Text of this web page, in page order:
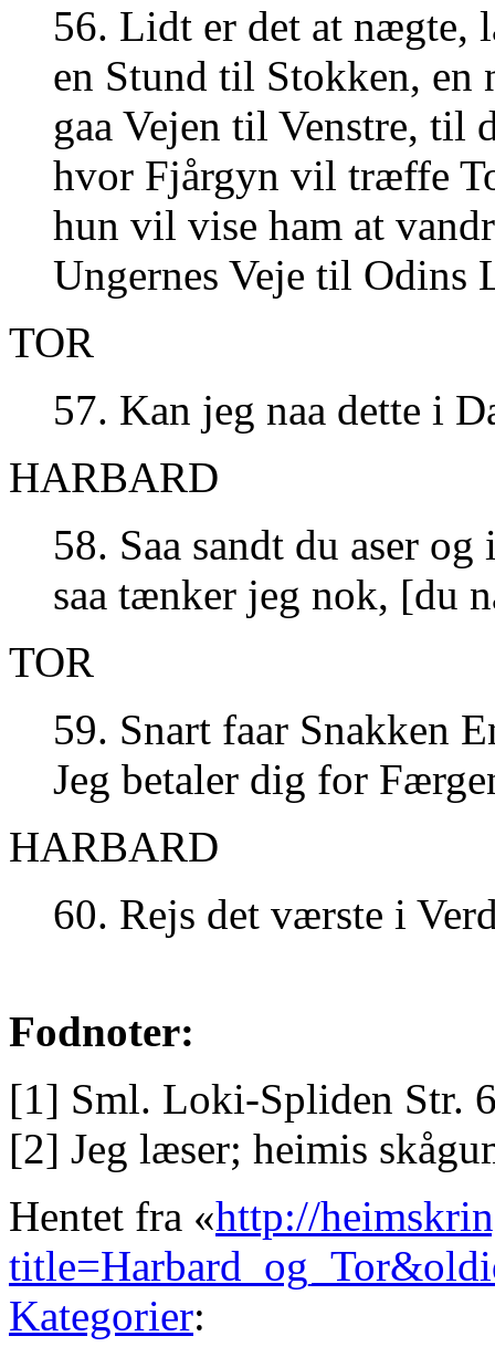
56. Lidt er det at nægte,
en Stund til Stokken, en
gaa Vejen til Venstre, til
hvor Fjårgyn vil træffe
hun vil vise ham at
Ungernes Veje til Odins
TOR
57. Kan jeg naa dette i
HARBARD
58. Saa sandt du aser
saa tænker jeg nok, [du
TOR
59. Snart faar Snakken
Jeg betaler dig for
HARBARD
60. Rejs det værste i
Fodnoter:
[1] Sml. Loki-Spliden Str.
[2] Jeg læser; heimis
Hentet fra «http://
Kategorier: